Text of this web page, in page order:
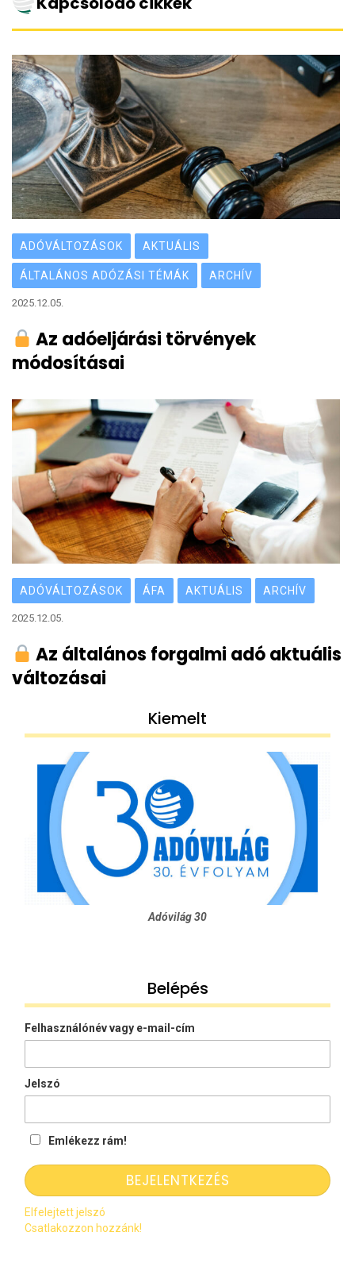
ADÓVÁLTOZÁSOK AKTUÁLIS
ÁLTALÁNOS ADÓZÁSI TÉMÁK ARCHÍV
2025.12.05.
Az adóeljárási törvények
módosításai
ADÓVÁLTOZÁSOK ÁFA AKTUÁLIS ARCHÍV
2025.12.05.
Az általános forgalmi adó aktuális
változásai
Kiemelt
Adóvilág 30
Belépés
Felhasználónév vagy e-mail-cím
Jelszó
Emlékezz rám!
Elfelejtett jelszó
Csatlakozzon hozzánk!